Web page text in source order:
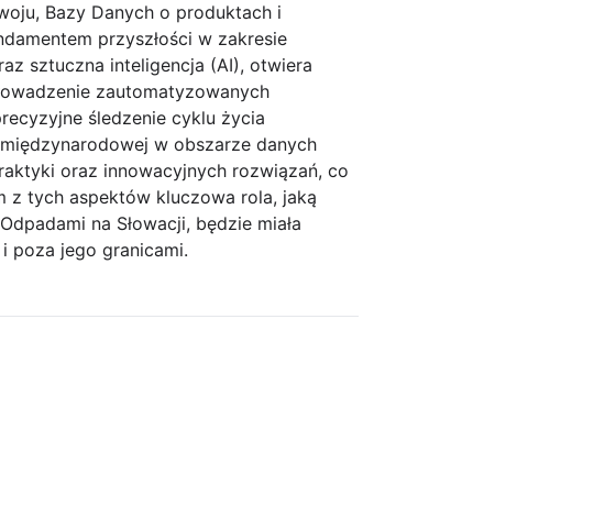
Bazy Danych o produktach i
przyszłości w zakresie
sztuczna inteligencja (AI), otwiera
zautomatyzowanych
śledzenie cyklu życia
w obszarze danych
oraz innowacyjnych rozwiązań, co
z tych aspektów kluczowa rola, jaką
na Słowacji, będzie miała
poza jego granicami.